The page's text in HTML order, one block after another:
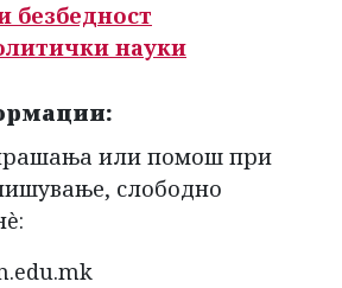
безбедност
науки
или помош при
слободно